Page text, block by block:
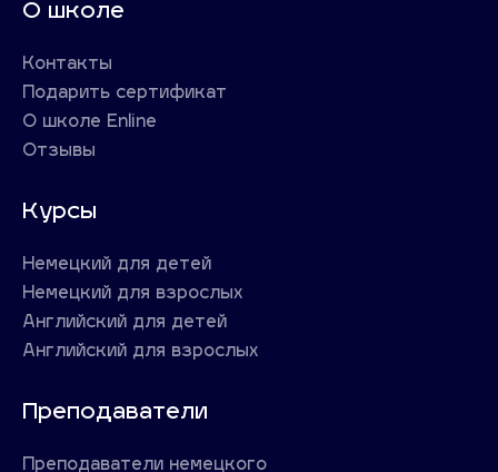
О школе
Контакты
Подарить сертификат
О школе Enline
Отзывы
Курсы
Немецкий для детей
Немецкий для взрослых
Английский для детей
Английский для взрослых
Преподаватели
Преподаватели немецкого